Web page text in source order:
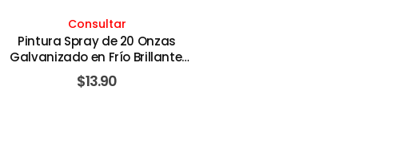
Consultar
Pintura Spray de 20 Onzas
Galvanizado en Frío Brillante.
RUST-OLEUM
$13.90